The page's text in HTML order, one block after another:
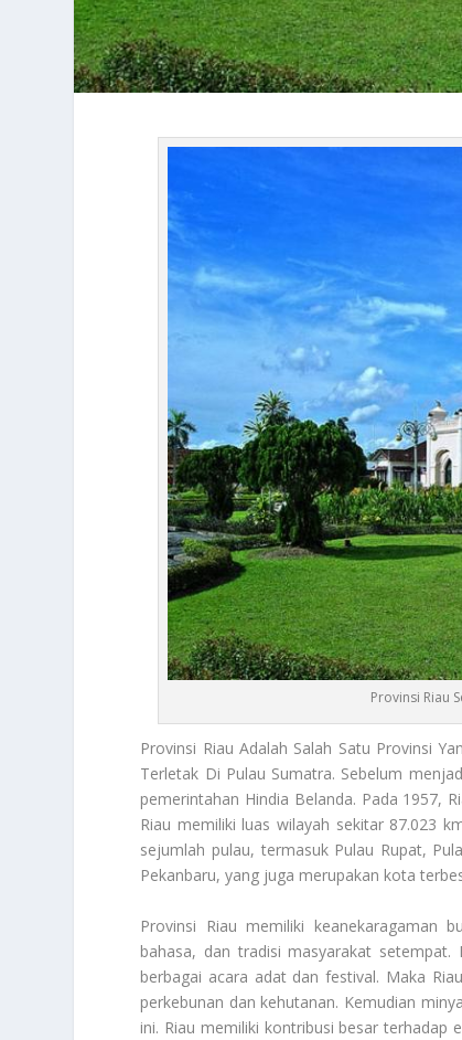
Provinsi Riau
Provinsi Riau Adalah Salah Satu Provinsi
Terletak Di Pulau Sumatra. Sebelum
pemerintahan Hindia Belanda. Pada 1957,
Riau memiliki luas wilayah sekitar 87.023
sejumlah pulau, termasuk Pulau Rupat,
Pekanbaru, yang juga merupakan kota
Provinsi Riau memiliki keanekaragaman
bahasa, dan tradisi masyarakat
berbagai acara adat dan festival. Maka
perkebunan dan kehutanan. Kemudian
ini. Riau memiliki kontribusi besar terhadap